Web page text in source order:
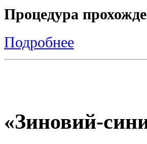
Процедура
Подробнее
«Зиновий-